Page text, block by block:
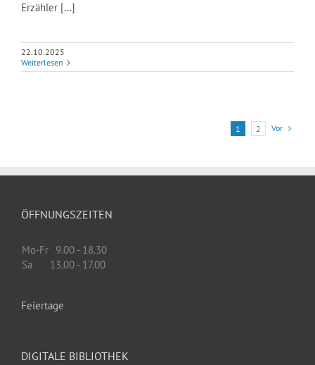
Erzähler [...]
22.10.2025
Weiterlesen
1 2 Vor
ÖFFNUNGSZEITEN
Mo-Fr 9.00 - 18.30
Sa
13.00 - 17.00
Feiertage
DIGITALE BIBLIOTHEK